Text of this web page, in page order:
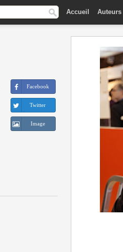
Accueil Auteurs
Facebook
Twitter
Image